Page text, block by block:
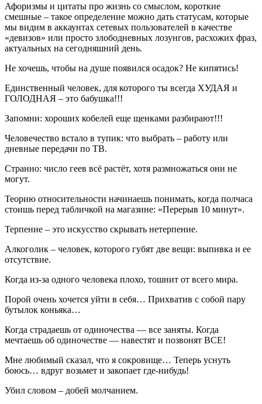
Афоризмы и цитаты про жизнь со смыслом, короткие
смешные – такое определение можно дать статусам, которые
мы видим в аккаунтах сетевых пользователей в качестве
«девизов» или просто злободневных лозунгов, расхожих фраз,
актуальных на сегодняшний день.
Не хочешь, чтобы на душе появился осадок? Не кипятись!
Единственный человек, для которого ты всегда ХУДАЯ и
ГОЛОДНАЯ – это бабушка!!!
Запомни: хороших кобелей еще щенками разбирают!!!
Человечество встало в тупик: что выбрать – работу или
дневные передачи по ТВ.
Странно: число геев всё растёт, хотя размножаться они не
могут.
Теорию относительности начинаешь понимать, когда полчаса
стоишь перед табличкой на магазине: «Перерыв 10 минут».
Терпение – это искусство скрывать нетерпение.
Алкоголик – человек, которого губят две вещи: выпивка и ее
отсутствие.
Когда из-за одного человека плохо, тошнит от всего мира.
Порой очень хочется уйти в себя… Прихватив с собой пару
бутылок коньяка…
Когда страдаешь от одиночества — все заняты. Когда
мечтаешь об одиночестве — навестят и позвонят ВСЕ!
Мне любимый сказал, что я сокровище… Теперь уснуть
боюсь… вдруг возьмет и закопает где-нибудь!
Убил словом – добей молчанием.